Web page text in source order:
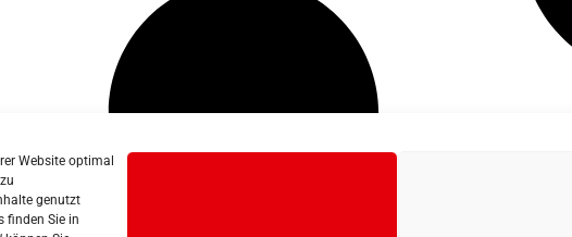
Website optimal
genutzt
finden Sie in